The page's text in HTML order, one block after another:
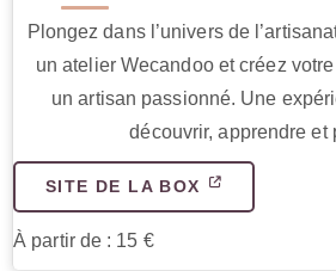
Plongez dans l’univers de
un atelier Wecandoo et créez
un artisan passionné. Une
découvrir, apprendre et
SITE DE LA BOX
À partir de : 15 €